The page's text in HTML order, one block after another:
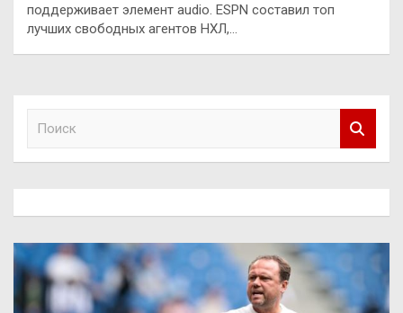
поддерживает элемент audio. ESPN составил топ
лучших свободных агентов НХЛ,…